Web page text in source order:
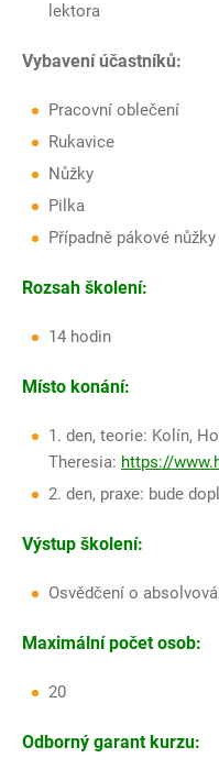
lektora
Vybavení účastníků:
Pracovní oblečení
Rukavice
Nůžky
Pilka
Případně pákové nůžky
Rozsah školení:
14 hodin
Místo konání:
1. den, teorie: Kolín,
Theresia: https://
2. den, praxe: bude
Výstup školení:
Osvědčení o
Maximální počet osob:
20
Odborný garant kurzu: